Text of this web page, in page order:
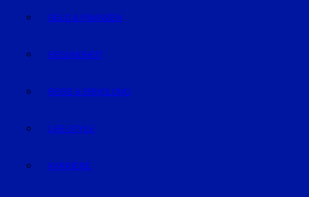
GELD & FINANZEN
GESUNDHEIT
REISE & ERHOLUNG
LIFE-STYLE
KARRIERE